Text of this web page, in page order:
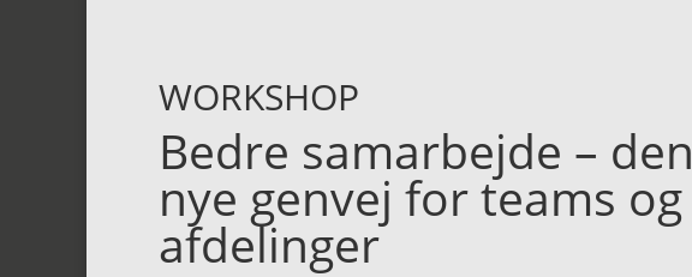
WORKSHOP
Bedre samarbejde – den
nye genvej for teams og
afdelinger